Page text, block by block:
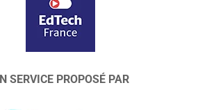
SERVICE PROPOSÉ PAR